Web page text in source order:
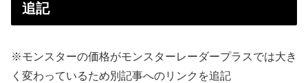
追記
※モンスターの価格がモンスターレーダープラスでは大き
く変わっているため別記事へのリンクを追記